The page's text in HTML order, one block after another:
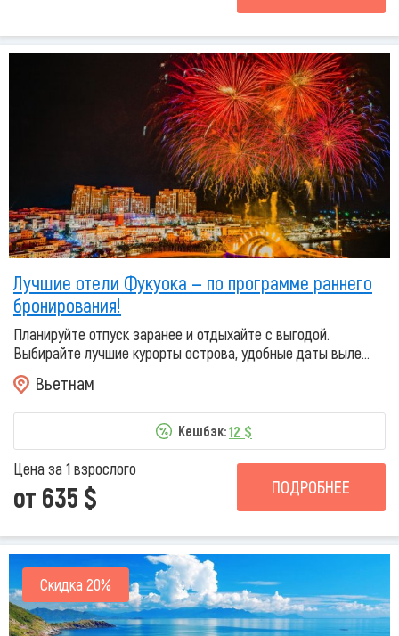
Лучшие отели Фукуока — по программе раннего
бронирования!
Планируйте отпуск заранее и отдыхайте с выгодой.
Выбирайте лучшие курорты острова, удобные даты выле...
Вьетнам
Кешбэк:12 $
Цена за 1 взрослого
от 635 $ ПОДРОБНЕЕ
Скидка 20%